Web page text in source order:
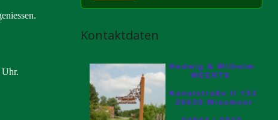
Kontaktdaten